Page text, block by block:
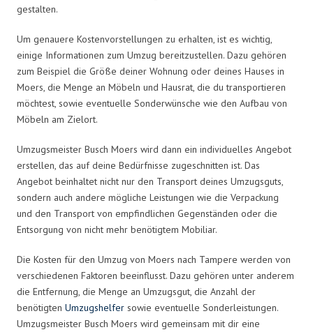
gestalten.
Um genauere Kostenvorstellungen zu erhalten, ist es wichtig,
einige Informationen zum Umzug bereitzustellen. Dazu gehören
zum Beispiel die Größe deiner Wohnung oder deines Hauses in
Moers, die Menge an Möbeln und Hausrat, die du transportieren
möchtest, sowie eventuelle Sonderwünsche wie den Aufbau von
Möbeln am Zielort.
Umzugsmeister Busch Moers wird dann ein individuelles Angebot
erstellen, das auf deine Bedürfnisse zugeschnitten ist. Das
Angebot beinhaltet nicht nur den Transport deines Umzugsguts,
sondern auch andere mögliche Leistungen wie die Verpackung
und den Transport von empfindlichen Gegenständen oder die
Entsorgung von nicht mehr benötigtem Mobiliar.
Die Kosten für den Umzug von Moers nach Tampere werden von
verschiedenen Faktoren beeinflusst. Dazu gehören unter anderem
die Entfernung, die Menge an Umzugsgut, die Anzahl der
benötigten Umzugshelfer sowie eventuelle Sonderleistungen.
Umzugsmeister Busch Moers wird gemeinsam mit dir eine